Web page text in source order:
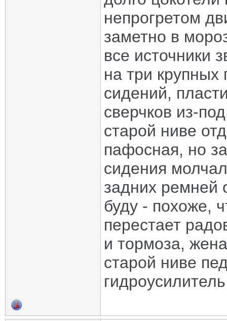
непрогретом
заметно в
все источники
на три
сидений,
сверчков из-
старой ниве
пафосная, но
сидения
задних ремней
буду - похоже,
перестает
и тормоза,
старой ниве